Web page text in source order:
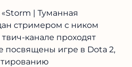
| Туманная
стримером с ником
канале проходят
посвящены игре в Dota 2,